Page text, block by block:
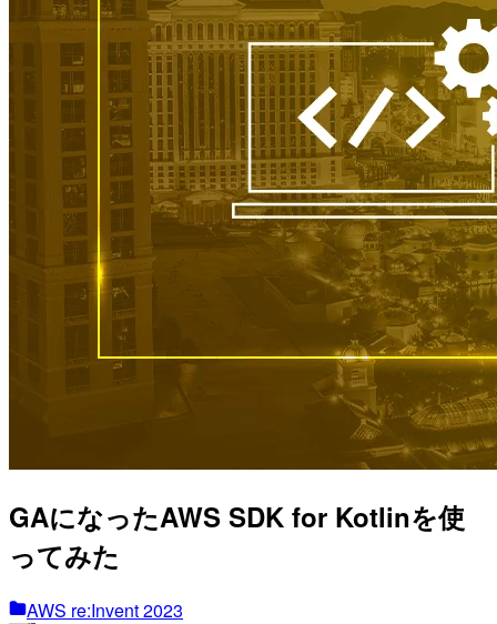
GAになったAWS SDK for Kotlinを使
ってみた
AWS re:Invent 2023